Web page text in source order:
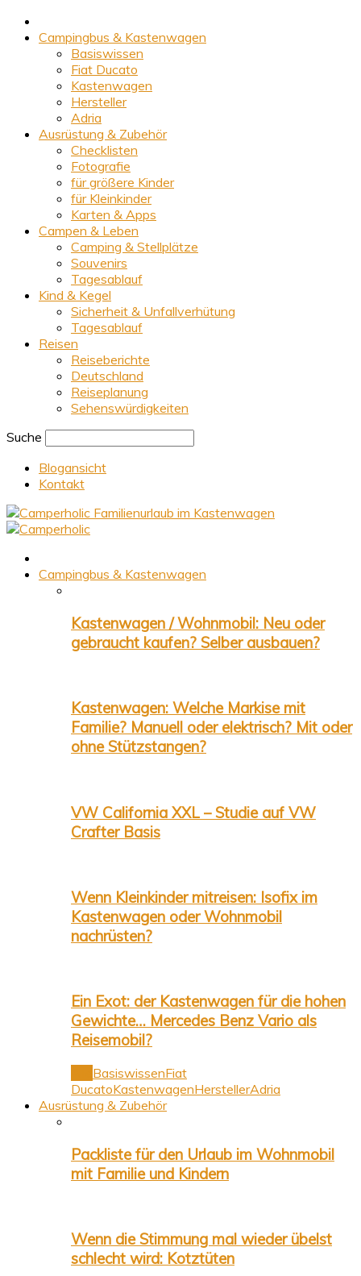
Campingbus & Kastenwagen
Basiswissen
Fiat Ducato
Kastenwagen
Hersteller
Adria
Ausrüstung & Zubehör
Checklisten
Fotografie
für größere Kinder
für Kleinkinder
Karten & Apps
Campen & Leben
Camping & Stellplätze
Souvenirs
Tagesablauf
Kind & Kegel
Sicherheit & Unfallverhütung
Tagesablauf
Reisen
Reiseberichte
Deutschland
Reiseplanung
Sehenswürdigkeiten
Suche
Blogansicht
Kontakt
Familienurlaub im Kastenwagen
Campingbus & Kastenwagen
Kastenwagen / Wohnmobil: Neu oder
gebraucht kaufen? Selber ausbauen?
Kastenwagen: Welche Markise mit
Familie? Manuell oder elektrisch? Mit oder
ohne Stützstangen?
VW California XXL – Studie auf VW
Crafter Basis
Wenn Kleinkinder mitreisen: Isofix im
Kastenwagen oder Wohnmobil
nachrüsten?
Ein Exot: der Kastenwagen für die hohen
Gewichte… Mercedes Benz Vario als
Reisemobil?
BasiswissenFiat
DucatoKastenwagenHerstellerAdria
Ausrüstung & Zubehör
Packliste für den Urlaub im Wohnmobil
mit Familie und Kindern
Wenn die Stimmung mal wieder übelst
schlecht wird: Kotztüten